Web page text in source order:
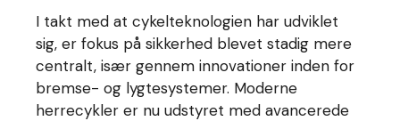
I takt med at cykelteknologien har udviklet
sig, er fokus på sikkerhed blevet stadig mere
centralt, især gennem innovationer inden for
bremse- og lygtesystemer. Moderne
herrecykler er nu udstyret med avancerede